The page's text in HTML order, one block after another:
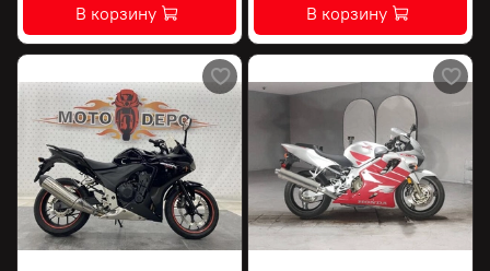
В корзину В корзину